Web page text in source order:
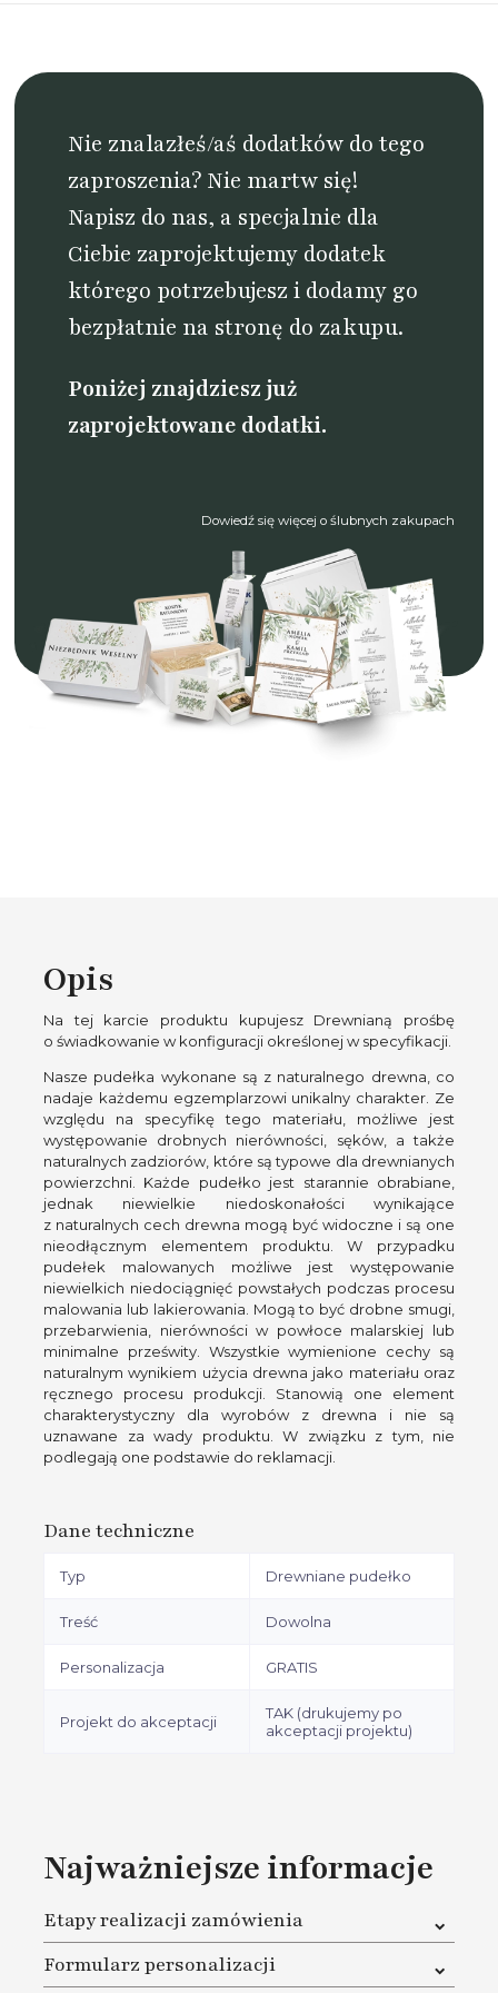
Nie znalazłeś/aś dodatków do tego
zaproszenia? Nie martw się!
Napisz do nas, a specjalnie dla
Ciebie zaprojektujemy dodatek
którego potrzebujesz i dodamy go
bezpłatnie na stronę do zakupu.
Poniżej znajdziesz już
zaprojektowane dodatki.
Dowiedź się więcej o ślubnych zakupach
Opis
Na tej karcie produktu kupujesz Drewnianą prośbę
o świadkowanie w konfiguracji określonej w specyfikacji.
Nasze pudełka wykonane są z naturalnego drewna, co
nadaje każdemu egzemplarzowi unikalny charakter. Ze
względu na specyfikę tego materiału, możliwe jest
występowanie drobnych nierówności, sęków, a także
naturalnych zadziorów, które są typowe dla drewnianych
powierzchni. Każde pudełko jest starannie obrabiane,
jednak niewielkie niedoskonałości wynikające
z naturalnych cech drewna mogą być widoczne i są one
nieodłącznym elementem produktu. W przypadku
pudełek malowanych możliwe jest występowanie
niewielkich niedociągnięć powstałych podczas procesu
malowania lub lakierowania. Mogą to być drobne smugi,
przebarwienia, nierówności w powłoce malarskiej lub
minimalne prześwity. Wszystkie wymienione cechy są
naturalnym wynikiem użycia drewna jako materiału oraz
ręcznego procesu produkcji. Stanowią one element
charakterystyczny dla wyrobów z drewna i nie są
uznawane za wady produktu. W związku z tym, nie
podlegają one podstawie do reklamacji.
Dane techniczne
Typ Drewniane pudełko
Treść Dowolna
Personalizacja GRATIS
Projekt do akceptacji
TAK (drukujemy po
akceptacji projektu)
Najważniejsze informacje
Etapy realizacji zamówienia
1. W pierwszej kolejności musisz dokonać zakupu na
naszej stronie oraz dokonać płatności za zamówienie
2. Na karcie produktu pod przyciskiem Dodaj do koszyka
Formularz personalizacji
W cenie masz pełną personalizację. Gdy już zamówisz,